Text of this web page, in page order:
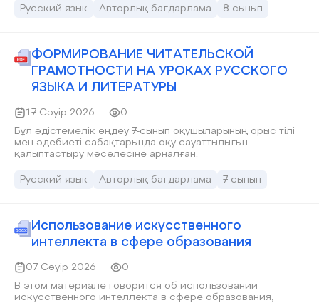
Данная авторская программа ориентирована на
оценивания и дескрипторов. Актуальность программы
обусловлена необходимостью повышения учебной
мотивации и формирования функциональной
грамотности учащихся.
Русский язык Авторлық бағдарлама 8 сынып
ФОРМИРОВАНИЕ ЧИТАТЕЛЬСКОЙ
ГРАМОТНОСТИ НА УРОКАХ РУССКОГО
ЯЗЫКА И ЛИТЕРАТУРЫ
17 Сәуір 2026
0
Бұл әдістемелік өңдеу 7-сынып оқушыларының орыс тілі
мен әдебиеті сабақтарында оқу сауаттылығын
қалыптастыру мәселесіне арналған.
Русский язык Авторлық бағдарлама 7 сынып
Использование искусственного
интеллекта в сфере образования
07 Сәуір 2026
0
В этом материале говорится об использовании
искусственного интеллекта в сфере образования,